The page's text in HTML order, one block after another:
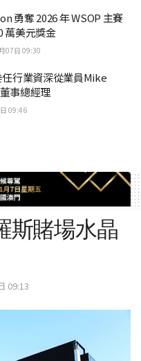
勇奪 2026 年 WSOP 主賽
萬美元獎金
07日 09:30
行業資深從業員Mike
事總經理
09:46
斯賭場水晶
09:13